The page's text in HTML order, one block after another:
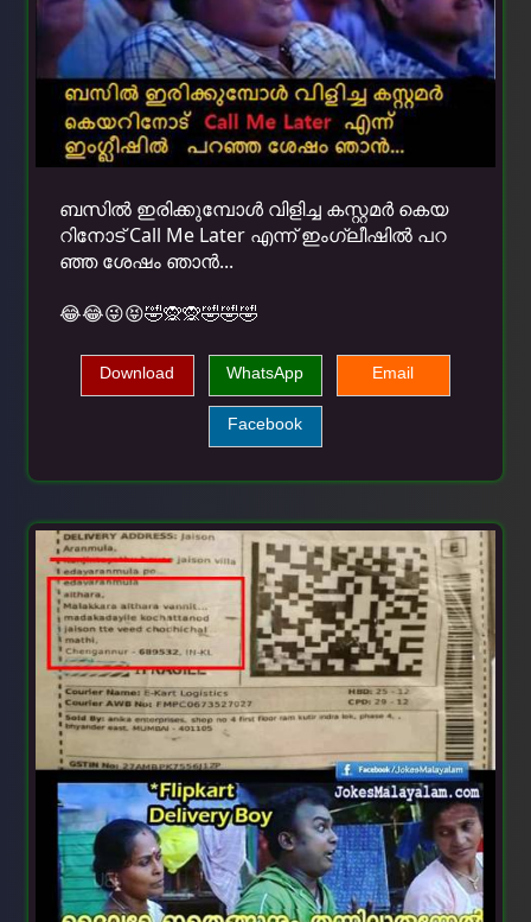
ബസിൽ ഇരിക്കുമ്പോൾ വിളിച്ച കസ്റ്റമർ കെയ
റിനോട് Call Me Later എന്ന് ഇംഗ്ലീഷിൽ പറ
ഞ്ഞ ശേഷം ഞാൻ...
😂😂😜😝🤣🙊🙊🤣🤣🤣
Download WhatsApp Email
Facebook